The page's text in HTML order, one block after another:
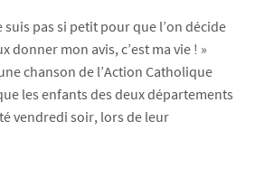
suis pas si petit pour que l’on décide
donner mon avis, c’est ma vie ! »
chanson de l’Action Catholique
les enfants des deux départements
vendredi soir, lors de leur